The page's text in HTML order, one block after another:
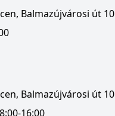
Balmazújvárosi út 10
Balmazújvárosi út 10
16:00